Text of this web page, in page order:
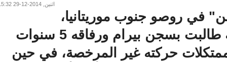
اثنين, 2014-12-29 15:32
روصو جنوب موريتانيا،
إن النيابة العامة طالبت بسجن بيرام ورفاقه 5 سنوات
حركته غير المرخصة، في حين